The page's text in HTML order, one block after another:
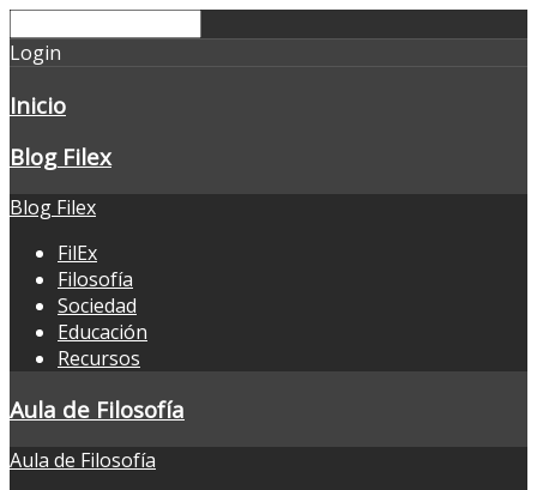
Login
Inicio
Blog Filex
Blog Filex
FilEx
Filosofía
Sociedad
Educación
Recursos
Aula de Filosofía
Aula de Filosofía